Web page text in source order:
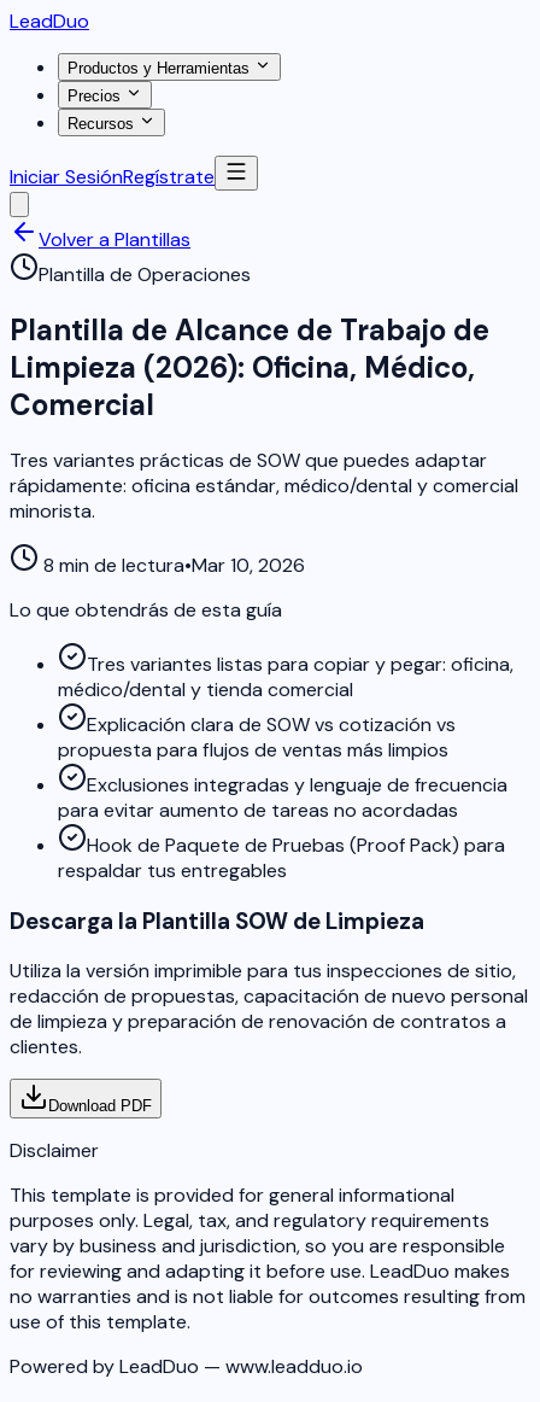
LeadDuo
Productos y Herramientas
Precios
Recursos
Iniciar SesiónRegístrate
Volver a Plantillas
Plantilla de Operaciones
Plantilla de Alcance de Trabajo de
Limpieza (2026): Oficina, Médico,
Comercial
Tres variantes prácticas de SOW que puedes adaptar
rápidamente: oficina estándar, médico/dental y comercial
minorista.
8 min de lectura•Mar 10, 2026
Lo que obtendrás de esta guía
Tres variantes listas para copiar y pegar: oficina,
médico/dental y tienda comercial
Explicación clara de SOW vs cotización vs
propuesta para flujos de ventas más limpios
Exclusiones integradas y lenguaje de frecuencia
para evitar aumento de tareas no acordadas
Hook de Paquete de Pruebas (Proof Pack) para
respaldar tus entregables
Descarga la Plantilla SOW de Limpieza
Utiliza la versión imprimible para tus inspecciones de sitio,
redacción de propuestas, capacitación de nuevo personal
de limpieza y preparación de renovación de contratos a
clientes.
Download PDF
Disclaimer
This template is provided for general informational
purposes only. Legal, tax, and regulatory requirements
vary by business and jurisdiction, so you are responsible
for reviewing and adapting it before use. LeadDuo makes
no warranties and is not liable for outcomes resulting from
use of this template.
Powered by LeadDuo — www.leadduo.io